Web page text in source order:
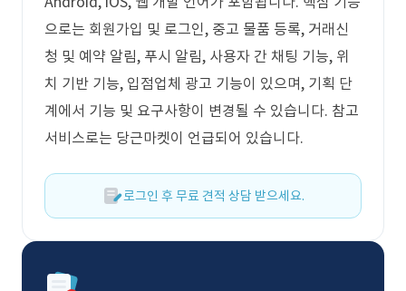
으로는 회원가입 및 로그인, 중고 물품 등록, 거래신
청 및 예약 알림, 푸시 알림, 사용자 간 채팅 기능, 위
치 기반 기능, 입점업체 광고 기능이 있으며, 기획 단
계에서 기능 및 요구사항이 변경될 수 있습니다. 참고
서비스로는 당근마켓이 언급되어 있습니다.
로그인 후 무료 견적 상담 받으세요.